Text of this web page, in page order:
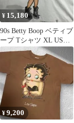
¥ 15,180
90s Betty Boop ベティブ
ープ Tシャツ XL USA
製
¥9,200